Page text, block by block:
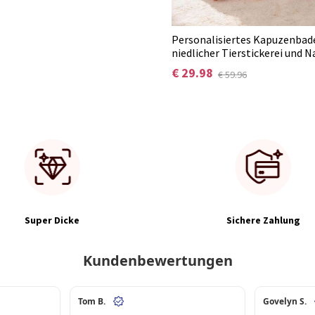
Personalisiertes
niedlicher Tierstickerei und
unverzichtbares
Sommer und Pool, Geschenk
€ 29.98 € 59.96
Super Dicke Sichere Zahlung
Kundenbewertungen
Tom B. Govelyn S.